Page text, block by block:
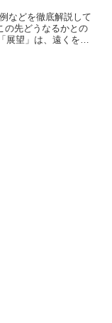
などを徹底解説して
の先どうなるかとの
展望」は、遠くを望